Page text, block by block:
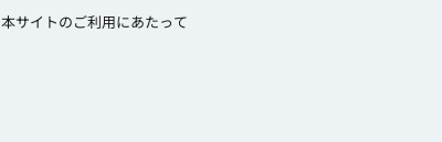
本サイトのご利用にあたって